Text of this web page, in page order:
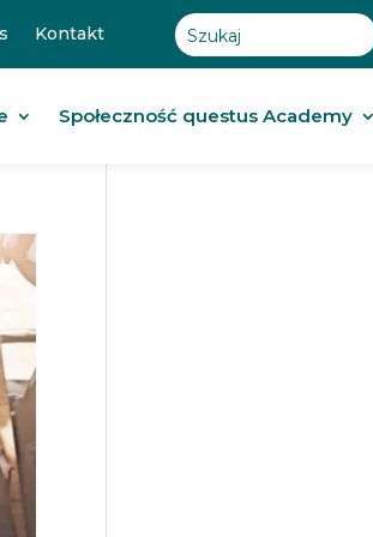
Kontakt
Społeczność questus Academy